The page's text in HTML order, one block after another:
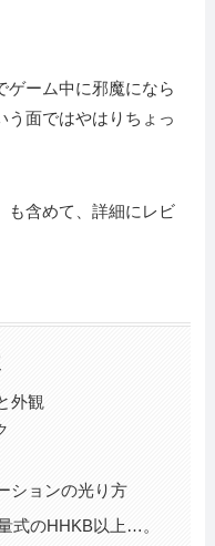
ゲーム中に邪魔になら
う面ではやはりちょっ
も含めて、詳細にレビ
外観
ションの光り方
式のHHKB以上…。